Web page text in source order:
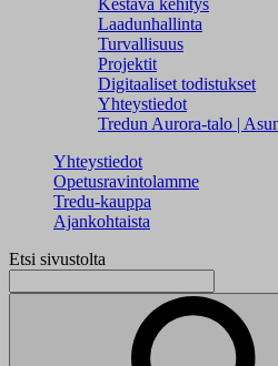
Laadunhallinta
Turvallisuus
Projektit
Digitaaliset todistukset
Yhteystiedot
Tredun Aurora-talo |
Yhteystiedot
Opetusravintolamme
Tredu-kauppa
Ajankohtaista
Etsi sivustolta